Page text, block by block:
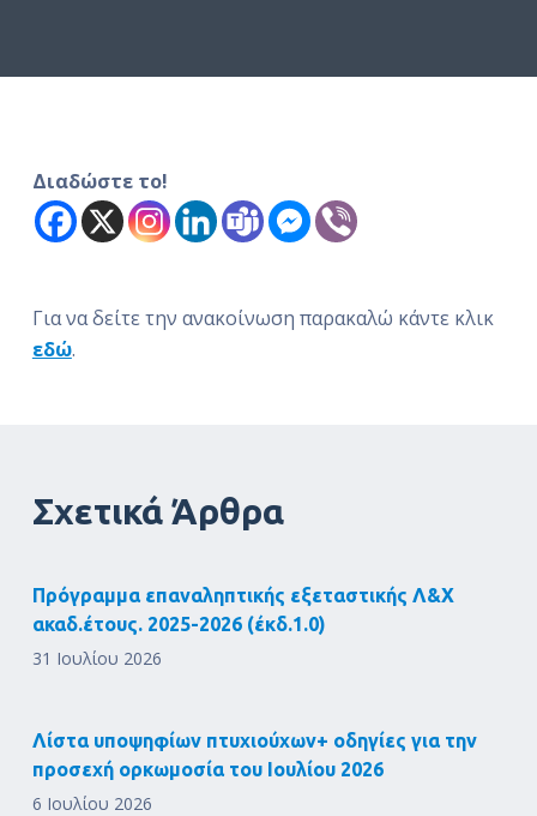
ε
Διαδώστε το!
Για να δείτε την ανακοίνωση παρακαλώ κάντε κλικ
εδώ.
Σχετικά Άρθρα
Πρόγραμμα επαναληπτικής εξεταστικής Λ&Χ
ακαδ.έτους. 2025-2026 (έκδ.1.0)
31 Ιουλίου 2026
Λίστα υποψηφίων πτυχιούχων+ οδηγίες για την
προσεχή ορκωμοσία του Ιουλίου 2026
6 Ιουλίου 2026